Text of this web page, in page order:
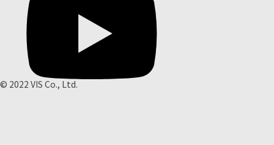
© 2022 VIS Co., Ltd.